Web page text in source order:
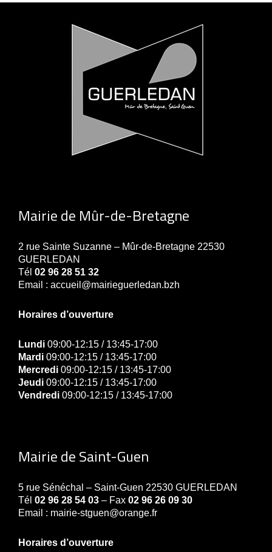
Mairie de Mûr-de-Bretagne
2 rue Sainte Suzanne – Mûr-de-Bretagne 22530
GUERLEDAN
Tél 02 96 28 51 32
Email : accueil@mairieguerledan.bzh
Horaires d’ouverture
Lundi 09:00-12:15 / 13:45-17:00
Mardi 09:00-12:15 / 13:45-17:00
Mercredi 09:00-12:15 / 13:45-17:00
Jeudi 09:00-12:15 / 13:45-17:00
Vendredi 09:00-12:15 / 13:45-17:00
Mairie de Saint-Guen
5 rue Sénéchal – Saint-Guen 22530 GUERLEDAN
Tél 02 96 28 54 03 – Fax 02 96 26 09 30
Email : mairie-stguen@orange.fr
Horaires d’ouverture